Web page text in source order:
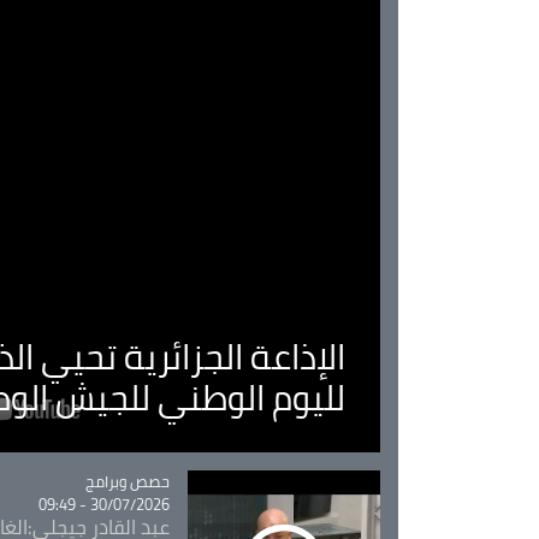
الإذاعة الجزائرية تحيي
لليوم الوطني للجيش
Catégorie
حصص وبرامج
30/07/2026 - 09:49
عبد القادر